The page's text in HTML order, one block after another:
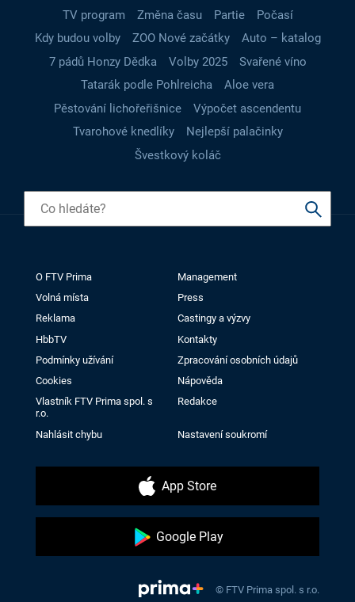
TV program
Změna času Partie
Počasí
Kdy budou volby
ZOO Nové začátky
Auto – katalog
7 pádů Honzy Dědka
Volby 2025
Svařené víno
Tatarák podle Pohlreicha
Aloe vera
Pěstování lichořeřišnice
Výpočet ascendentu
Tvarohové knedlíky
Nejlepší palačinky
Švestkový koláč
O FTV Prima
Management
Volná místa
Press
Reklama
Castingy a výzvy
HbbTV
Kontakty
Podmínky užívání
Zpracování osobních údajů
Cookies
Nápověda
Vlastník FTV Prima spol. s
r.o.
Redakce
Nahlásit chybu Nastavení soukromí
App Store
Google Play
© FTV Prima spol. s r.o.